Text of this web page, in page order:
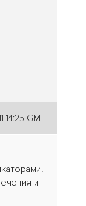
14:25 GMT
и